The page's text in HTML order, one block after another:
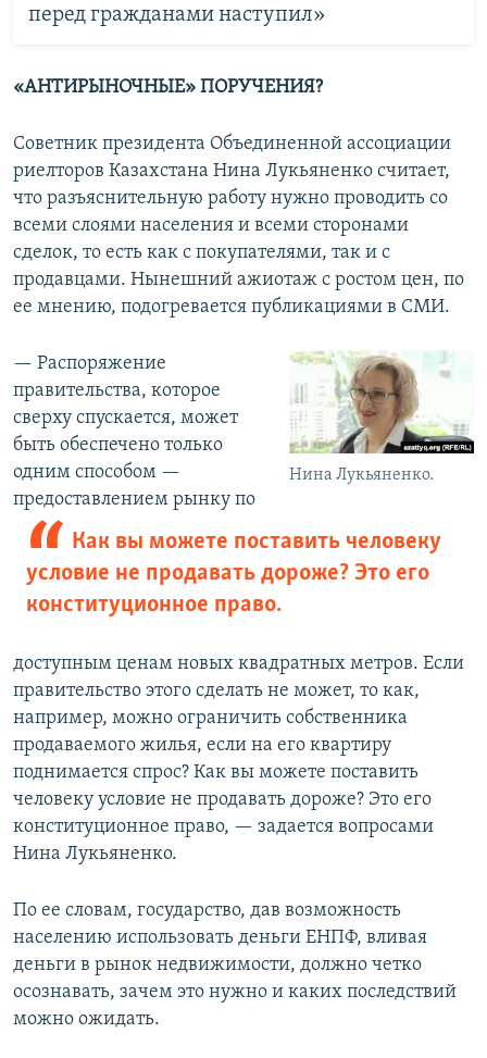
перед гражданами наступил»
«АНТИРЫНОЧНЫЕ» ПОРУЧЕНИЯ?
Советник президента Объединенной ассоциации
риелторов Казахстана Нина Лукьяненко считает,
что разъяснительную работу нужно проводить со
всеми слоями населения и всеми сторонами
сделок, то есть как с покупателями, так и с
продавцами. Нынешний ажиотаж с ростом цен, по
ее мнению, подогревается публикациями в СМИ.
Нина Лукьяненко.
Как вы можете поставить человеку
условие не продавать дороже? Это его
конституционное право.
— Распоряжение
правительства, которое
сверху спускается, может
быть обеспечено только
одним способом —
предоставлением рынку по
доступным ценам новых квадратных метров. Если
правительство этого сделать не может, то как,
например, можно ограничить собственника
продаваемого жилья, если на его квартиру
поднимается спрос? Как вы можете поставить
человеку условие не продавать дороже? Это его
конституционное право, — задается вопросами
Нина Лукьяненко.
По ее словам, государство, дав возможность
населению использовать деньги ЕНПФ, вливая
деньги в рынок недвижимости, должно четко
осознавать, зачем это нужно и каких последствий
можно ожидать.